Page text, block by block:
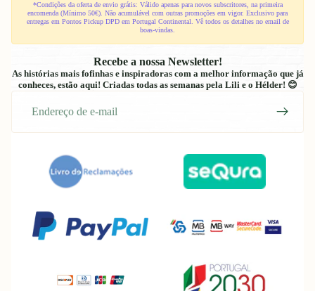
*Condições da oferta de envio grátis: Válido apenas para novos subscritores, na primeira
encomenda (Mínimo 50€). Não acumulável com outras promoções em vigor. Exclusivo para
entregas em Pontos Pickup DPD em Portugal Continental. Vê todos os detalhes no email de
boas-vindas.
Recebe a nossa Newsletter!
As histórias mais fofinhas e inspiradoras com a melhor informação que já
conheces, estão aqui! Criadas todas as semanas pela Lili e o Hélder! 😊